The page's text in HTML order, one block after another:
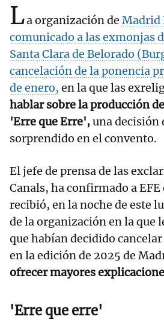
La organización de Madrid
comunicado a las exmonjas
Santa Clara de Belorado
cancelación de la ponencia
de enero, en la que las
hablar sobre la producción
'Erre que Erre',una decisión
sorprendido en el convento.
El jefe de prensa de las
Canals, ha confirmado a EFE
recibió, en la noche de este
de la organización en la que
que habían decidido
en la edición de 2025 de
ofrecer mayores
'Erre que erre'